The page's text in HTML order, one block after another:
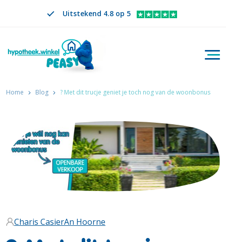
Uitstekend 4.8 op 5
Zoeken
VERANDER TAAL. GESELECTEERDE TAAL IS
NL
Home Blog ? Met dit trucje geniet je toch nog van de woonbonus
Charis CasierAn Hoorne